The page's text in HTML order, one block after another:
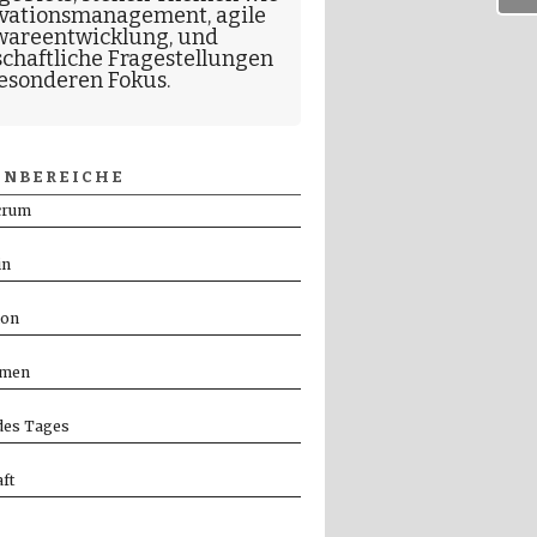
, agile
, und
Fragestellungen
Fokus.
Tages